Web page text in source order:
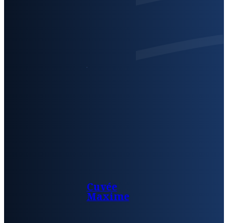
Cuvée
Maxime